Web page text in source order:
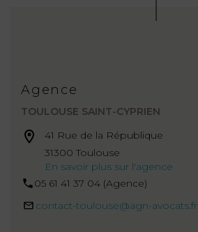
Agence
TOULOUSE SAINT-CYPRIEN
41 Rue de la République
31300 Toulouse
En savoir plus sur l'agence
05 61 41 37 04 (Agence)
contact-toulouse@agn-avocats.fr